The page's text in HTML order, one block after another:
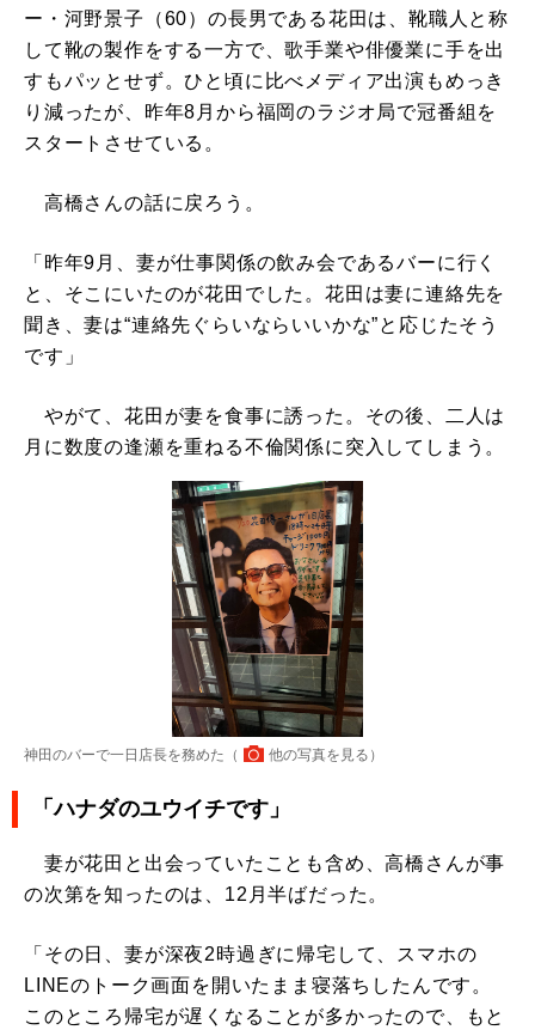
ー・河野景子（60）の長男である花田は、靴職人と称
して靴の製作をする一方で、歌手業や俳優業に手を出
すもパッとせず。ひと頃に比べメディア出演もめっき
り減ったが、昨年8月から福岡のラジオ局で冠番組を
スタートさせている。
高橋さんの話に戻ろう。
「昨年9月、妻が仕事関係の飲み会であるバーに行く
と、そこにいたのが花田でした。花田は妻に連絡先を
聞き、妻は“連絡先ぐらいならいいかな”と応じたそう
です」
やがて、花田が妻を食事に誘った。その後、二人は
月に数度の逢瀬を重ねる不倫関係に突入してしまう。
神田のバーで一日店長を務めた（ 他の写真を見る ）
「ハナダのユウイチです」
妻が花田と出会っていたことも含め、高橋さんが事
の次第を知ったのは、12月半ばだった。
「その日、妻が深夜2時過ぎに帰宅して、スマホの
LINEのトーク画面を開いたまま寝落ちしたんです。
このところ帰宅が遅くなることが多かったので、もと